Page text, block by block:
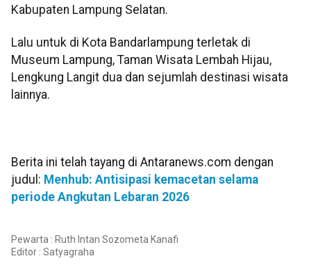
Kabupaten Lampung Selatan.
Lalu untuk di Kota Bandarlampung terletak di
Museum Lampung, Taman Wisata Lembah Hijau,
Lengkung Langit dua dan sejumlah destinasi wisata
lainnya.
Berita ini telah tayang di Antaranews.com dengan
judul: Menhub: Antisipasi kemacetan selama
periode Angkutan Lebaran 2026
Pewarta : Ruth Intan Sozometa Kanafi
Editor : Satyagraha